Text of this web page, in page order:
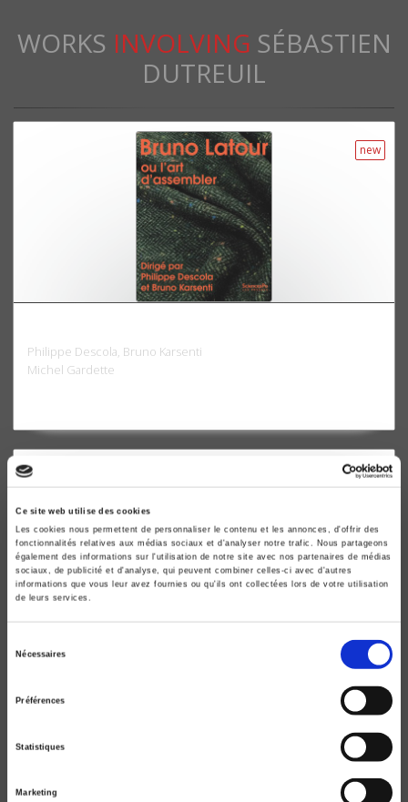
Ce site web utilise des cookies
Les cookies nous permettent de personnaliser le contenu et les annonces, d'offrir des
fonctionnalités relatives aux médias sociaux et d'analyser notre trafic. Nous partageons
également des informations sur l'utilisation de notre site avec nos partenaires de médias
sociaux, de publicité et d'analyse, qui peuvent combiner celles-ci avec d'autres
informations que vous leur avez fournies ou qu'ils ont collectées lors de votre utilisation
de leurs services.
Nécessaires
Préférences
Statistiques
Marketing
WORKS INVOLVING SÉBASTIEN
DUTREUIL
new
Philippe Descola, Bruno Karsenti
Michel Gardette
Penser l'Anthropocène
Philippe Descola